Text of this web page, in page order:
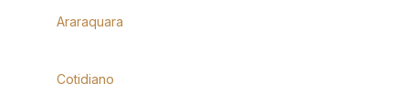
Araraquara
Cotidiano